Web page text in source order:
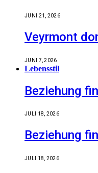
JUNI 21, 2026
Veyrmont
JUNI 7, 2026
Lebensstil
Beziehung
JULI 18, 2026
Beziehung
JULI 18, 2026